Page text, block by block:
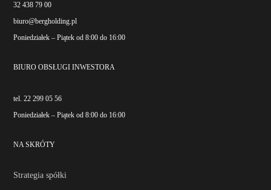
32 438 79 00
biuro@bergholding.pl
Poniedziałek – Piątek od 8:00 do 16:00
BIURO OBSŁUGI INWESTORA
tel. 22 299 05 56
Poniedziałek – Piątek od 8:00 do 16:00
NA SKRÓTY
Strategia spółki